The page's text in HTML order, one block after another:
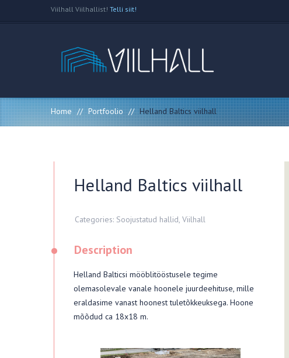
Viilhall Viilhallist! Telli siit!
Home // Portfoolio // Helland Baltics viilhall
Helland Baltics viilhall
Categories: Soojustatud hallid, Viilhall
• Description
Helland Balticsi mööblitööstusele tegime
olemasolevale vanale hoonele juurdeehituse, mille
eraldasime vanast hoonest tuletõkkeuksega. Hoone
mõõdud ca 18x18 m.